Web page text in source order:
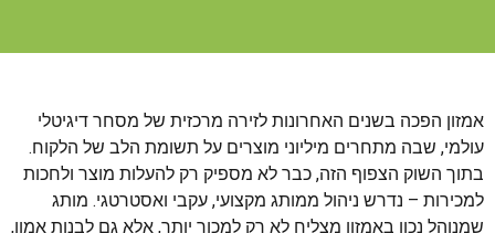
אמזון הפכה בשנים האחרונות לזירה מרכזית של מסחר דיגיטלי
עולמי, שבה מתחרים מיליוני מוצרים על תשומת הלב של הלקוח.
בתוך השוק הצפוף הזה, כבר לא מספיק רק להעלות מוצר ולחכות
למכירות – נדרש ניהול ממותג מקצועי, עקבי ואסטרטגי. מותג
שמנוהל נכון באמזון מצליח לא רק למכור יותר, אלא גם לבנות אמון,